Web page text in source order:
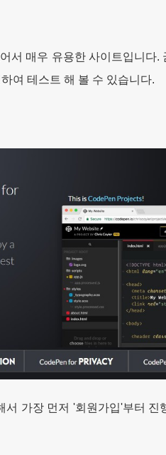
서 매우 유용한 사이트입니다
여 테스트 해 볼 수 있습니다.
가장 먼저 '회원가입'부터 진